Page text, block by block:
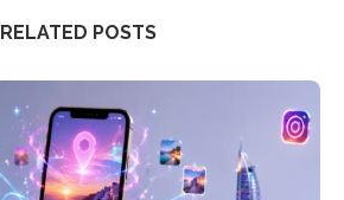
RELATED POSTS